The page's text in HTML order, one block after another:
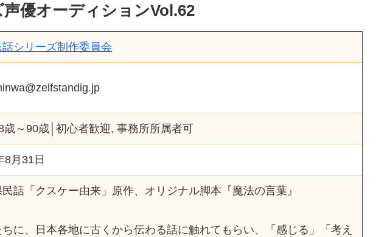
声優オーディションVol.62
話シリーズ制作委員会
歳～90歳│初心者歓迎, 事務所所属者可
8月31日
話「クスケー由来」原作、オリジナル脚本『魔法の言葉』
に、日本各地に古くから伝わる話に触れてもらい、「感じる」「考え